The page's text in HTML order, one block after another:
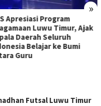
»
Apresiasi Program
Luwu Timur, Ajak
Daerah Seluruh
Belajar ke Bumi
Guru
Futsal Luwu Timur